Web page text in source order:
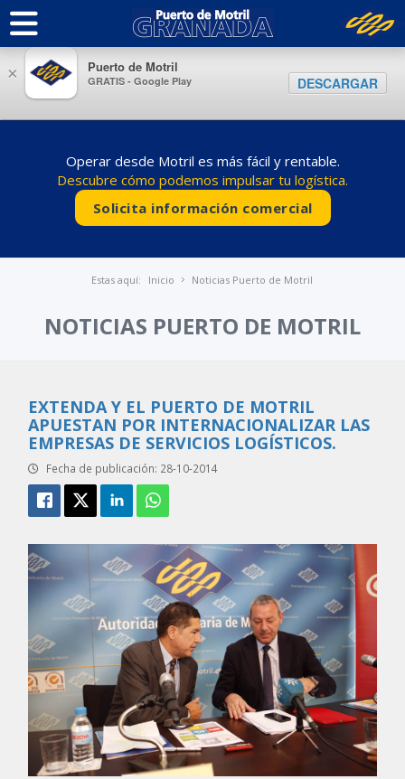
Operar desde Motril es más fácil y rentable.
Descubre cómo podemos impulsar tu logística.
Solicita información comercial
Estas aquí: Inicio Noticias Puerto de Motril
NOTICIAS PUERTO DE MOTRIL
EXTENDA Y EL PUERTO DE MOTRIL
APUESTAN POR INTERNACIONALIZAR LAS
EMPRESAS DE SERVICIOS LOGÍSTICOS.
Fecha de publicación: 28-10-2014
× Puerto de Motril
GRATIS - Google Play DESCARGAR